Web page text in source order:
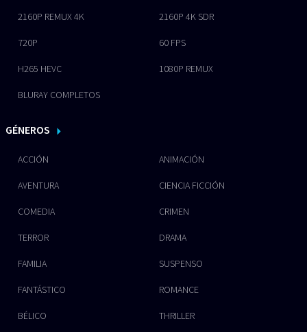
2160P REMUX 4K 2160P 4K SDR
720P 60 FPS
H265 HEVC 1080P REMUX
BLURAY COMPLETOS
GÉNEROS
ACCIÓN ANIMACIÓN
AVENTURA CIENCIA FICCIÓN
COMEDIA CRIMEN
TERROR DRAMA
FAMILIA SUSPENSO
FANTÁSTICO ROMANCE
BÉLICO THRILLER